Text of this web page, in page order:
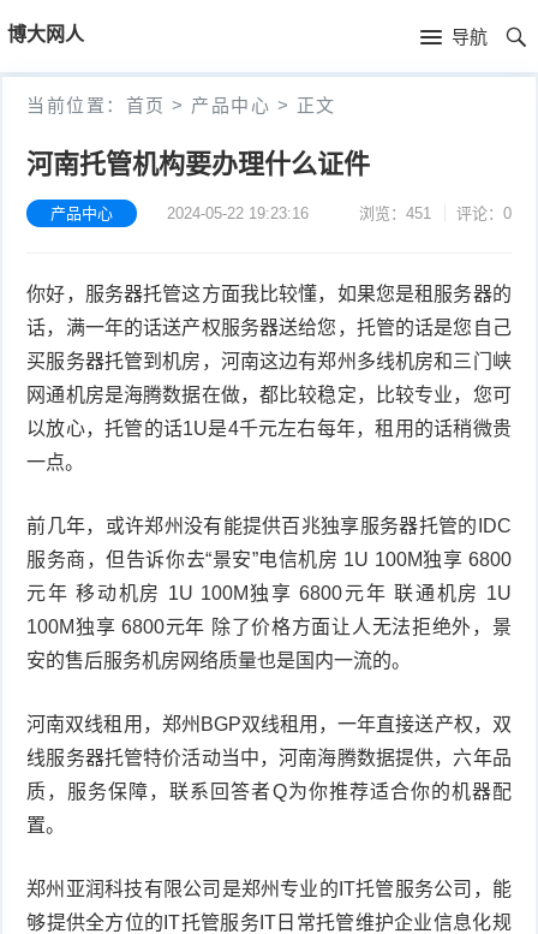
博大网人 导航
首
页
首
当前位置： 首页 > 产品中心 > 正文
河南托管机构要办理什么证件
产品中心 2024-05-22 19:23:16 浏览：451 评论：0
你好，服务器托管这方面我比较懂，如果您是租服务器的
话，满一年的话送产权服务器送给您，托管的话是您自己
买服务器托管到机房，河南这边有郑州多线机房和三门峡
网通机房是海腾数据在做，都比较稳定，比较专业，您可
以放心，托管的话1U是4千元左右每年，租用的话稍微贵
一点。
前几年，或许郑州没有能提供百兆独享服务器托管的IDC
服务商，但告诉你去“景安”电信机房 1U 100M独享 6800
元年 移动机房 1U 100M独享 6800元年 联通机房 1U
100M独享 6800元年 除了价格方面让人无法拒绝外，景
安的售后服务机房网络质量也是国内一流的。
河南双线租用，郑州BGP双线租用，一年直接送产权，双
线服务器托管特价活动当中，河南海腾数据提供，六年品
质，服务保障，联系回答者Q为你推荐适合你的机器配
置。
郑州亚润科技有限公司是郑州专业的IT托管服务公司，能
够提供全方位的IT托管服务IT日常托管维护企业信息化规